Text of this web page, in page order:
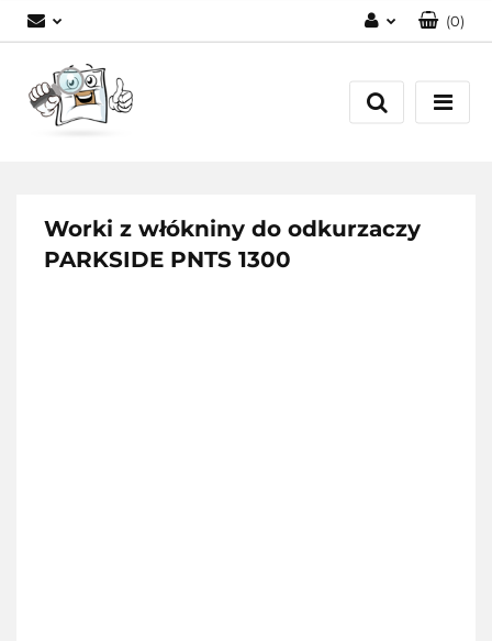
Zarejestruj się
(0)
Worki z włókniny do odkurzaczy
PARKSIDE PNTS 1300